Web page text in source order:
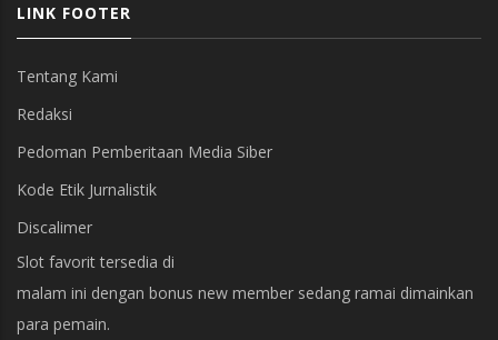
LINK FOOTER
Tentang Kami
Redaksi
Pedoman Pemberitaan Media Siber
Kode Etik Jurnalistik
Discalimer
Slot favorit tersedia di
malam ini dengan bonus new member sedang ramai dimainkan
para pemain.